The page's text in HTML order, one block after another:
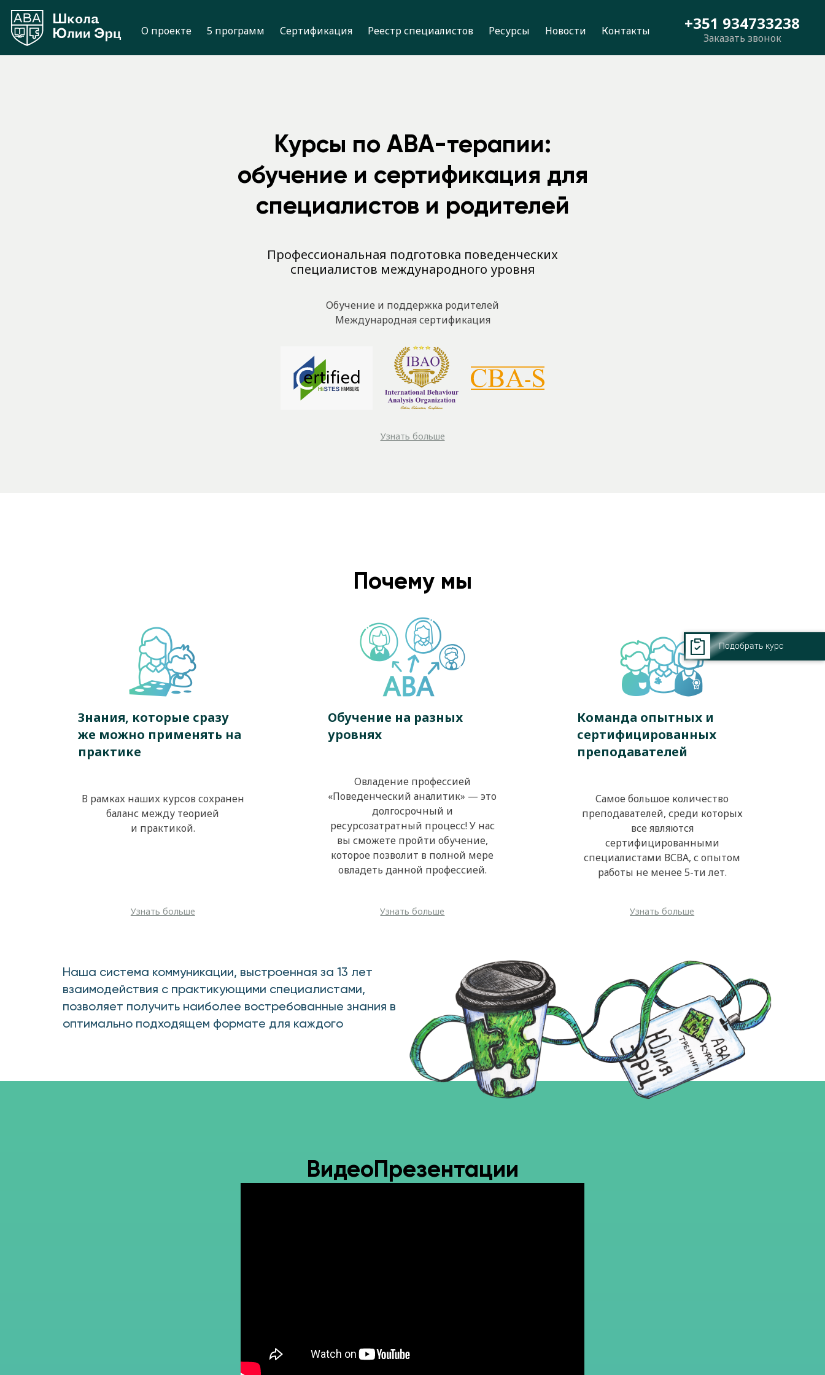
О проекте 5 программ Сертификация Реестр специалистов Ресурсы Новости Контакты +351 934733238
Заказать звонок
Курсы по ABA-терапии:
обучение и сертификация для
специалистов и родителей
Профессиональная подготовка поведенческих
специалистов международного уровня
Обучение и поддержка родителей
Международная сертификация
Узнать больше
Почему мы
Знания, которые сразу
же можно применять на
практике
В рамках наших курсов сохранен
баланс между теорией
и практикой.
Узнать больше
Обучение на разных
уровнях
Овладение профессией
«Поведенческий аналитик» — это
долгосрочный и
ресурсозатратный процесс! У нас
вы сможете пройти обучение,
которое позволит в полной мере
овладеть данной профессией.
Узнать больше
Команда опытных и
сертифицированных
преподавателей
Самое большое количество
преподавателей, среди которых
все являются
сертифицированными
специалистами ВСВА, с опытом
работы не менее 5-ти лет.
Узнать больше
Наша система коммуникации, выстроенная за 13 лет
взаимодействия с практикующими специалистами,
позволяет получить наиболее востребованные знания в
оптимально подходящем формате для каждого
ВидеоПрезентации
Подобрать курс